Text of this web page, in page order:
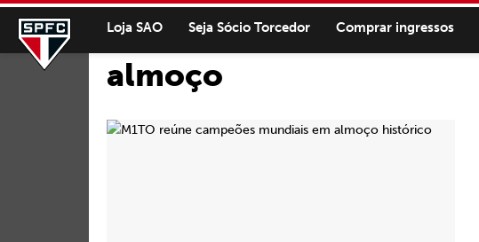
Loja SAO Seja Sócio Torcedor Comprar ingressos
almoço